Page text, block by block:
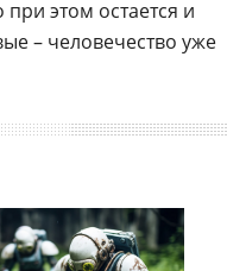
при этом остается и
– человечество уже